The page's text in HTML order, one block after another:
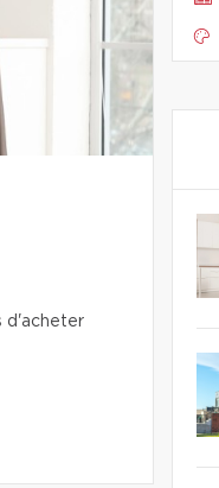
d'acheter